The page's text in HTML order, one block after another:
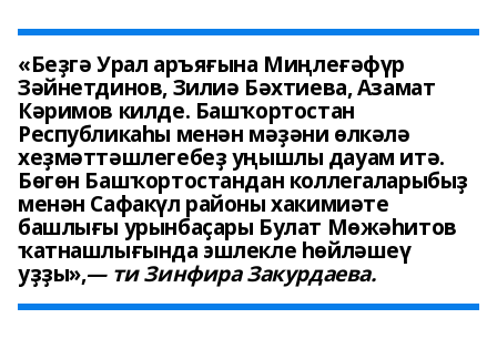
«Беҙгә Урал аръяғына Миңлеғәфүр
Зәйнетдинов, Зилиә Бәхтиева, Азамат
Кәримов килде. Башҡортостан
Республикаһы менән мәҙәни өлкәлә
хеҙмәттәшлегебеҙ уңышлы дауам итә.
Бөгөн Башҡортостандан коллегаларыбыҙ
менән Сафакүл районы хакимиәте
башлығы урынбаҫары Булат Мөжәһитов
ҡатнашлығында эшлекле һөйләшеү
уҙҙы»,— ти Зинфира Закурдаева.